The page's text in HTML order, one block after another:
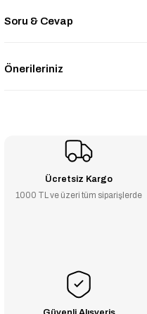
Soru & Cevap
Önerileriniz
Ücretsiz Kargo
1000 TL ve üzeri tüm siparişlerde